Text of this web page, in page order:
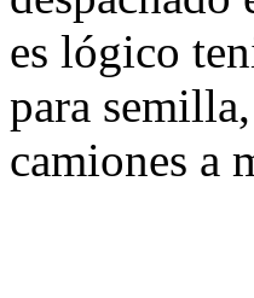
es lógico
para
camiones a